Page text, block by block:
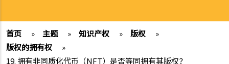
首页 » 主题 » 知识产权 » 版权
»
版权的拥有权
»
19. 拥有非同质化代币（NFT）是否等同拥有其版权？